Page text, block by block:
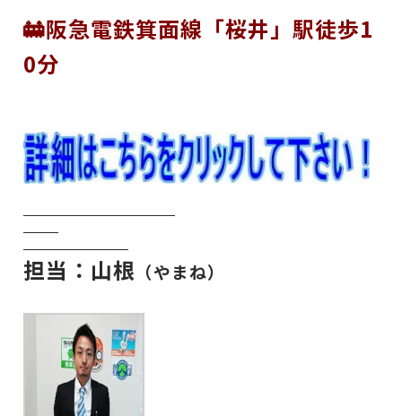
🚋阪急電鉄箕面線「桜井」駅徒歩1
0分
担当：山根 （やまね）